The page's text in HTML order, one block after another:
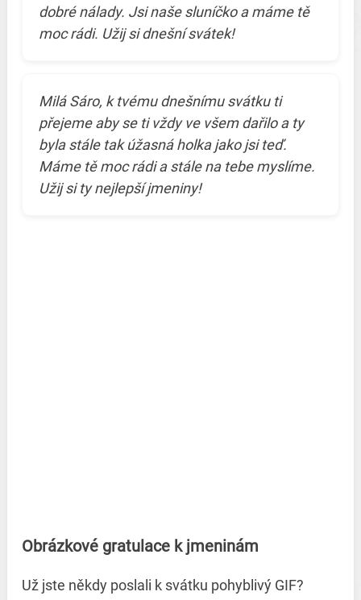
dobré nálady. Jsi naše sluníčko a máme tě
moc rádi. Užij si dnešní svátek!
Milá Sáro, k tvému dnešnímu svátku ti
přejeme aby se ti vždy ve všem dařilo a ty
byla stále tak úžasná holka jako jsi teď.
Máme tě moc rádi a stále na tebe myslíme.
Užij si ty nejlepší jmeniny!
Obrázkové gratulace k jmeninám
Už jste někdy poslali k svátku pohyblivý GIF?